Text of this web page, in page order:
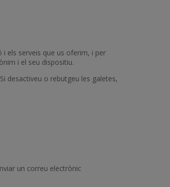
els serveis que us oferim, i per
i el seu dispositiu.
desactiveu o rebutgeu les galetes,
un correu electrònic